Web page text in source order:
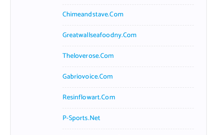
Chimeandstave.com
Greatwallseafoodny.com
Theloverose.com
Gabriovoice.com
Resinflowart.com
P-Sports.net